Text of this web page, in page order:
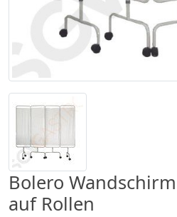
Bolero
auf Rollen